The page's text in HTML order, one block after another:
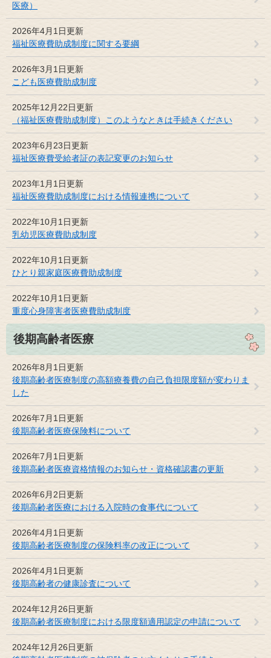
医療）
2026年4月1日更新
福祉医療費助成制度に関する要綱
2026年3月1日更新
こども医療費助成制度
2025年12月22日更新
（福祉医療費助成制度）このようなときは手続きください
2023年6月23日更新
福祉医療費受給者証の表記変更のお知らせ
2023年1月1日更新
福祉医療費助成制度における情報連携について
2022年10月1日更新
乳幼児医療費助成制度
2022年10月1日更新
ひとり親家庭医療費助成制度
2022年10月1日更新
重度心身障害者医療費助成制度
後期高齢者医療
2026年8月1日更新
後期高齢者医療制度の高額療養費の自己負担限度額が変わりま
した
2026年7月1日更新
後期高齢者医療保険料について
2026年7月1日更新
後期高齢者医療資格情報のお知らせ・資格確認書の更新
2026年6月2日更新
後期高齢者医療における入院時の食事代について
2026年4月1日更新
後期高齢者医療制度の保険料率の改正について
2026年4月1日更新
後期高齢者の健康診査について
2024年12月26日更新
後期高齢者医療制度における限度額適用認定の申請について
2024年12月26日更新